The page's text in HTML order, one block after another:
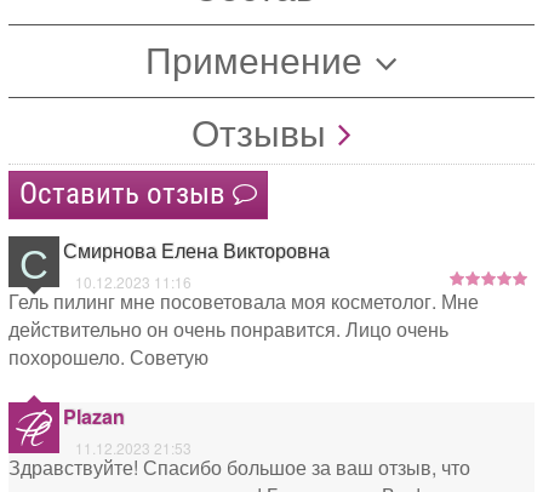
Применение
Отзывы
Оставить отзыв
С Смирнова Елена Викторовна
10.12.2023 11:16
Гель пилинг мне посоветовала моя косметолог. Мне
действительно он очень понравится. Лицо очень
похорошело. Советую
Plazan
11.12.2023 21:53
Здравствуйте! Спасибо большое за ваш отзыв, что